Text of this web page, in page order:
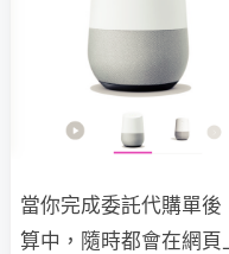
當你完成委託代購單
算中，隨時都會在網